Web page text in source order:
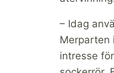
– Idag
Merparten
intresse